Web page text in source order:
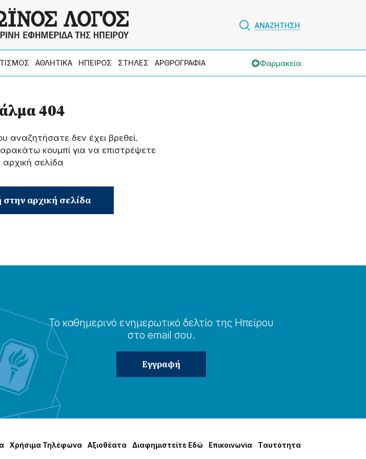
ΑΝΑΖΗΤΗΣΗ
ΑΘΛΗΤΙΚΑ ΗΠΕΙΡΟΣ ΣΤΗΛΕΣ ΑΡΘΡΟΓΡΑΦΙΑ Φαρμακεία
404
αναζητήσατε δεν έχει βρεθεί.
κουμπί για να επιστρέψετε
σελίδα
αρχική σελίδα
Το καθημερɩνό ενημερωτɩκό δελτίο της Ηπείρου
στο email σου.
Χρήσɩμα Τηλέφωνα Αξɩοθέατα Δɩαφημɩστείτε Εδώ Επɩκοɩνωνία Tαυτότητα